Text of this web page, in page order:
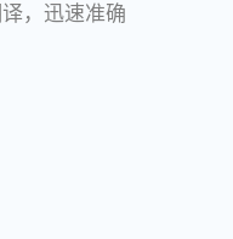
，迅速准确